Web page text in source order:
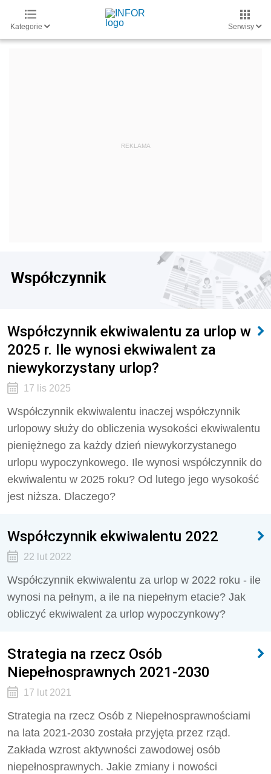
Kategorie Serwisy
Współczynnik
Współczynnik ekwiwalentu za urlop w
2025 r. Ile wynosi ekwiwalent za
niewykorzystany urlop?
17 lis 2025
Współczynnik ekwiwalentu inaczej współczynnik
urlopowy służy do obliczenia wysokości ekwiwalentu
pieniężnego za każdy dzień niewykorzystanego
urlopu wypoczynkowego. Ile wynosi współczynnik do
ekwiwalentu w 2025 roku? Od lutego jego wysokość
jest niższa. Dlaczego?
Współczynnik ekwiwalentu 2022
22 lut 2022
Współczynnik ekwiwalentu za urlop w 2022 roku - ile
wynosi na pełnym, a ile na niepełnym etacie? Jak
obliczyć ekwiwalent za urlop wypoczynkowy?
Strategia na rzecz Osób
Niepełnosprawnych 2021-2030
17 lut 2021
Strategia na rzecz Osób z Niepełnosprawnościami
na lata 2021-2030 została przyjęta przez rząd.
Zakłada wzrost aktywności zawodowej osób
niepełnosprawnych. Jakie zmiany i nowości